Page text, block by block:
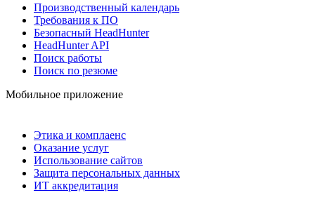
Производственный календарь
Требования к ПО
Безопасный HeadHunter
HeadHunter API
Поиск работы
Поиск по резюме
Мобильное приложение
Этика и комплаенс
Оказание услуг
Использование сайтов
Защита персональных данных
ИТ аккредитация